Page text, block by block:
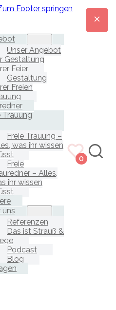
Footer springen
Unser Angebot
Gestaltung
Feier
Gestaltung
Freien
Trauung
Freie Trauung –
was ihr wissen
Freie
– Alles,
ihr wissen
uns
Referenzen
Das ist Strauß &
Podcast
Blog
0